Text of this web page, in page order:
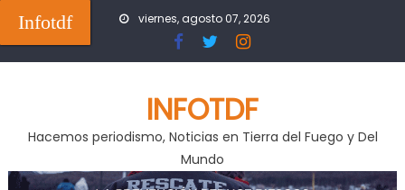
viernes, agosto 07, 2026
INFOTDF
Hacemos periodismo, Noticias en Tierra del Fuego y Del
Mundo
Infotdf